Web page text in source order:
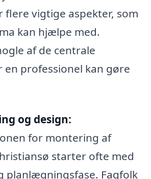
flere vigtige aspekter, som
kan hjælpe med.
af de centrale
en professionel kan gøre
og design:
for montering af
starter ofte med
planlægningsfase. Fagfolk